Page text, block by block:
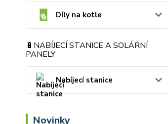
Díly na kotle
🔋NABÍJECÍ STANICE A SOLÁRNÍ
PANELY
Nabíjecí stanice
Novinky